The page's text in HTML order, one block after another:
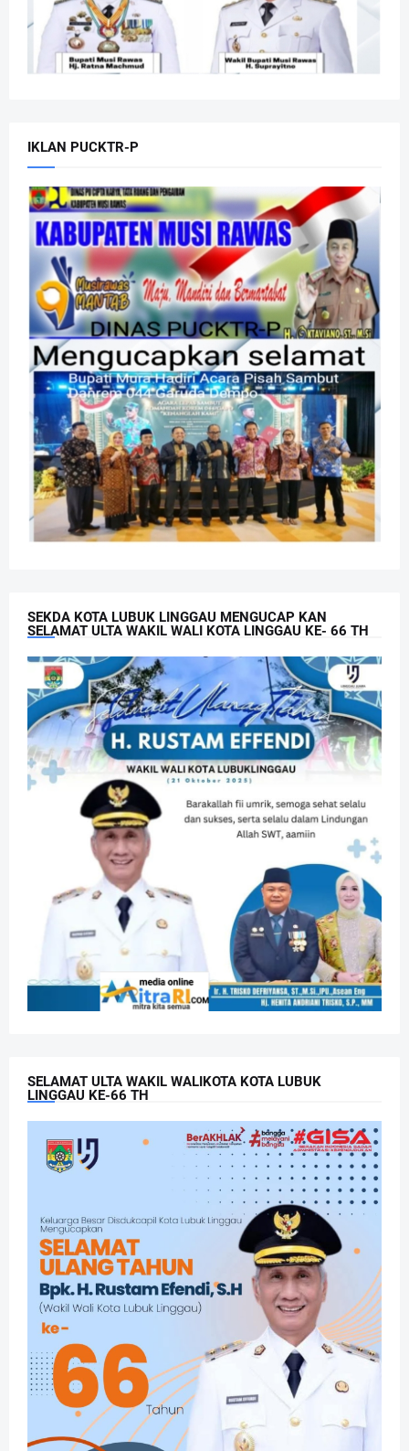
IKLAN PUCKTR-P
SEKDA KOTA LUBUK LINGGAU MENGUCAP KAN
SELAMAT ULTA WAKIL WALI KOTA LINGGAU KE- 66 TH
SELAMAT ULTA WAKIL WALIKOTA KOTA LUBUK
LINGGAU KE-66 TH